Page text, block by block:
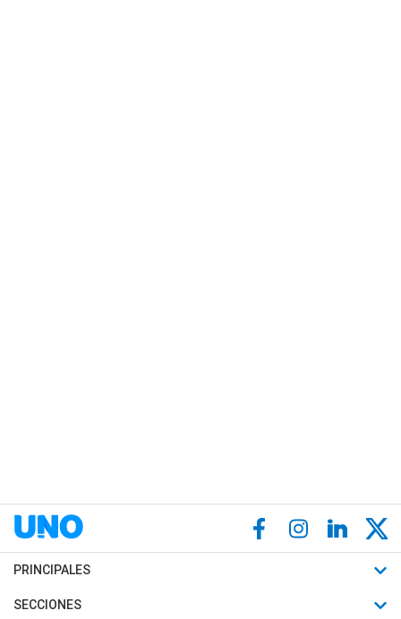
PRINCIPALES
Últimas Noticias
SECCIONES